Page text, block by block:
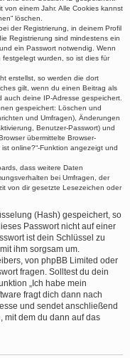
von einem Jahr. Alle Cookies kannst
löschen.
der Registrierung, in deinem Profil
Registrierung sind mindestens ein
ein Passwort notwendig. Wenn
wurden, so ist dies für
erstellst, so werden die dort
gilt, wenn du einen Beitrag als
auch deine IP-Adresse gespeichert.
gespeichert: Löschen und
und Umfragen), Änderungen
Benutzer-Passwort) und
übermittelte Browser-
online?“-Funktion angezeigt und
dass weitere Daten
bei Umfragen, der
von dir gesetzte Lesezeichen oder
(Hash) gespeichert, so
Passwort nicht auf einer
ist dein Schlüssel zu
ihm sorgsam um.
von phpBB Limited oder
fragen. Solltest du dein
„Ich habe mein
fragt dich dann nach
und sendet anschließend
mit dem du dann auf das